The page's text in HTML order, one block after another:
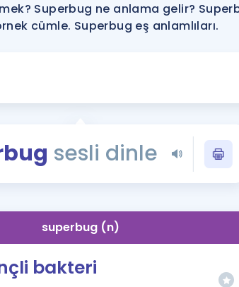
YDS ve YÖKDİL'e
Tüm ÖSYM
YDS - YÖKDİL
İngilizce Gramer
Superbug ne anlama gelir?
cümle. Superbug eş anlamlıları.
sesli dinle
superbug (n)
bakteri